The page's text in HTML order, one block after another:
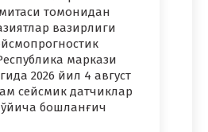
томонидан
вазирлиги
маркази
2026 йил 4 август
сейсмик датчиклар
бошланғич